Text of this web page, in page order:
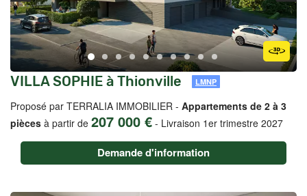
VILLA SOPHIE à Thionville LMNP
Proposé par TERRALIA IMMOBILIER - Appartements de 2 à 3
pièces à partir de 207 000 € - Livraison 1er trimestre 2027
Demande d'information